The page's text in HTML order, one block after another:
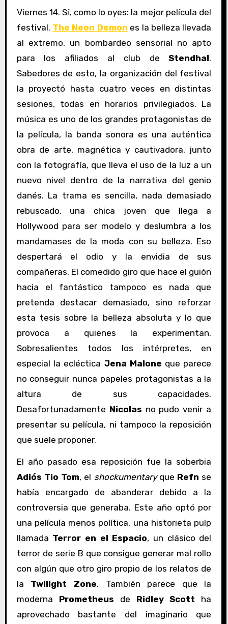
Viernes 14. Sí, como lo oyes: la mejor película del
festival. The Neon Demon es la belleza llevada
al extremo, un bombardeo sensorial no apto
para los afiliados al club deStendhal.
Sabedores de esto, la organización del festival
la proyectó hasta cuatro veces en distintas
sesiones, todas en horarios privilegiados. La
música es uno de los grandes protagonistas de
la película, la banda sonora es una auténtica
obra de arte, magnética y cautivadora, junto
con la fotografía, que lleva el uso de la luz a un
nuevo nivel dentro de la narrativa del genio
danés. La trama es sencilla, nada demasiado
rebuscado, una chica joven que llega a
Hollywood para ser modelo y deslumbra a los
mandamases de la moda con su belleza. Eso
despertará el odio y la envidia de sus
compañeras. El comedido giro que hace el guión
hacia el fantástico tampoco es nada que
pretenda destacar demasiado, sino reforzar
esta tesis sobre la belleza absoluta y lo que
provoca a quienes la experimentan.
Sobresalientes todos los intérpretes, en
especial la ecléctica Jena Malone que parece
no conseguir nunca papeles protagonistas a la
altura de sus capacidades.
Desafortunadamente Nicolas no pudo venir a
presentar su película, ni tampoco la reposición
que suele proponer.
El año pasado esa reposición fue la soberbia
Adiós Tio Tom, el shockumentaryque Refn se
había encargado de abanderar debido a la
controversia que generaba. Este año optó por
una película menos política, una historieta pulp
llamada Terror en el Espacio, un clásico del
terror de serie B que consigue generar mal rollo
con algún que otro giro propio de los relatos de
la Twilight Zone. También parece que la
moderna Prometheus de Ridley Scott ha
aprovechado bastante del imaginario que